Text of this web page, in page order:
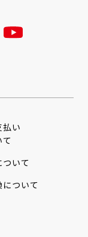
払い
いて
ついて